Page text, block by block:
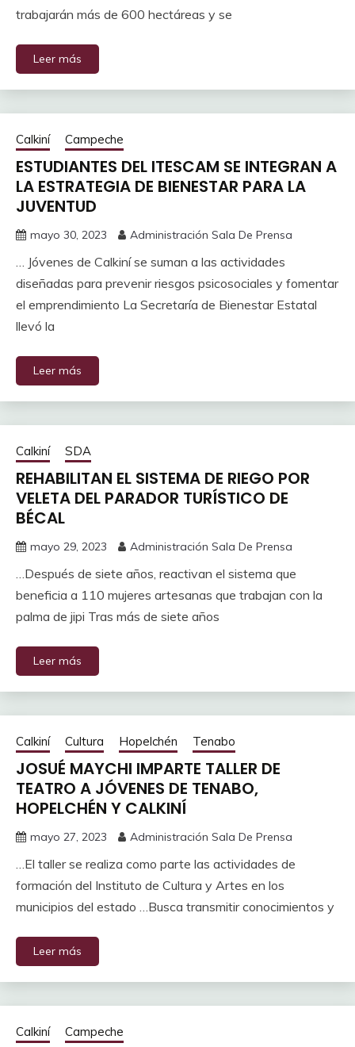
trabajarán más de 600 hectáreas y se
Leer más
Calkiní Campeche
ESTUDIANTES DEL ITESCAM SE INTEGRAN A
LA ESTRATEGIA DE BIENESTAR PARA LA
JUVENTUD
mayo 30, 2023 Administración Sala De Prensa
… Jóvenes de Calkiní se suman a las actividades
diseñadas para prevenir riesgos psicosociales y fomentar
el emprendimiento La Secretaría de Bienestar Estatal
llevó la
Leer más
Calkiní SDA
REHABILITAN EL SISTEMA DE RIEGO POR
VELETA DEL PARADOR TURÍSTICO DE
BÉCAL
mayo 29, 2023 Administración Sala De Prensa
…Después de siete años, reactivan el sistema que
beneficia a 110 mujeres artesanas que trabajan con la
palma de jipi Tras más de siete años
Leer más
Calkiní Cultura Hopelchén Tenabo
JOSUÉ MAYCHI IMPARTE TALLER DE
TEATRO A JÓVENES DE TENABO,
HOPELCHÉN Y CALKINÍ
mayo 27, 2023 Administración Sala De Prensa
…El taller se realiza como parte las actividades de
formación del Instituto de Cultura y Artes en los
municipios del estado …Busca transmitir conocimientos y
Leer más
Calkiní Campeche